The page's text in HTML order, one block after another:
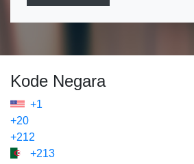
Kode Negara
+1
+20
+212
+213